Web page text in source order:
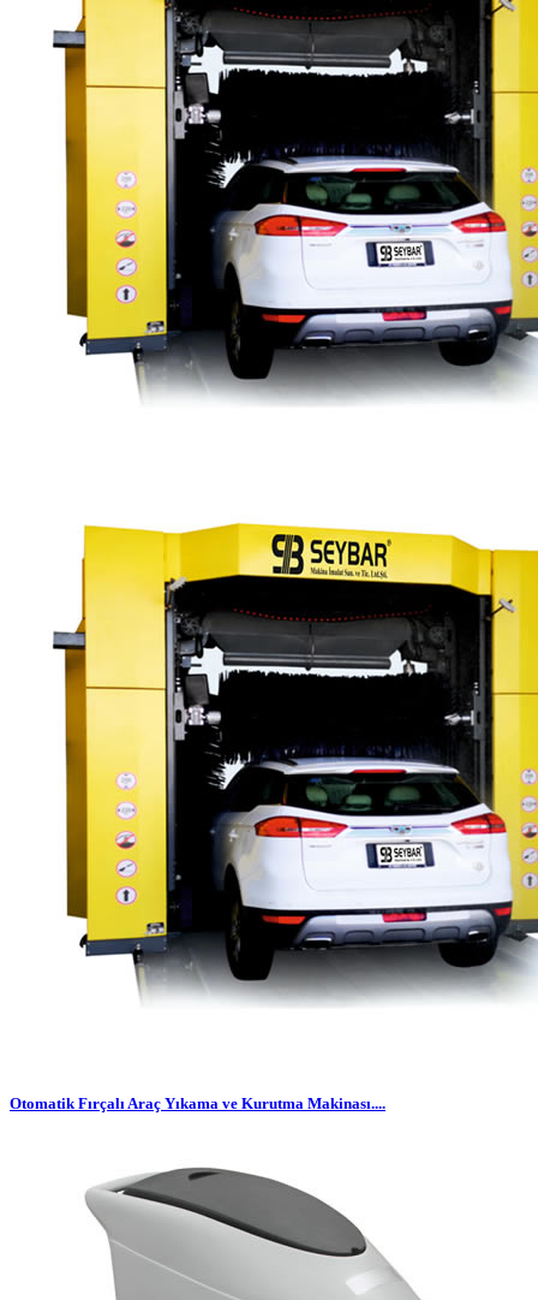
Otomatik Fırçalı Araç Yıkama ve Kurutma Makinası....